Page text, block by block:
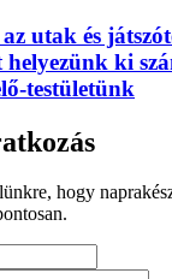
utak és
ki
testületünk
hogy